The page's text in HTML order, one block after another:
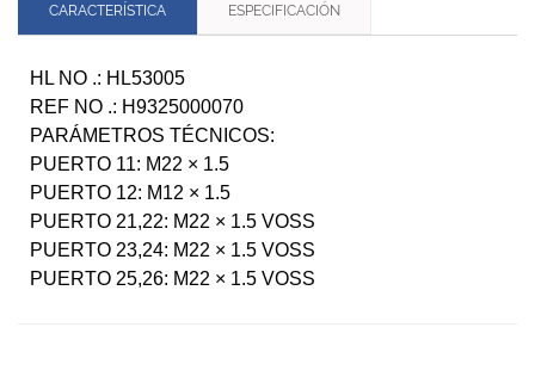
CARACTERÍSTICA ESPECIFICACIÓN
HL NO .: HL53005
REF NO .: H9325000070
PARÁMETROS TÉCNICOS:
PUERTO 11: M22 × 1.5
PUERTO 12: M12 × 1.5
PUERTO 21,22: M22 × 1.5 VOSS
PUERTO 23,24: M22 × 1.5 VOSS
PUERTO 25,26: M22 × 1.5 VOSS